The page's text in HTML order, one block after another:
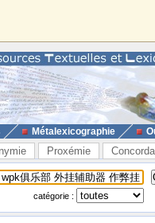
Métalexicographie
Proxémie
catégorie :